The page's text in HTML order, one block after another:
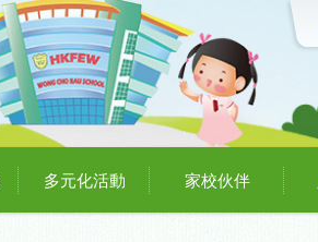
多元化活動 家校伙伴